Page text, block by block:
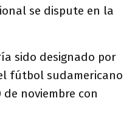
se dispute en la
sido designado por
fútbol sudamericano
noviembre con